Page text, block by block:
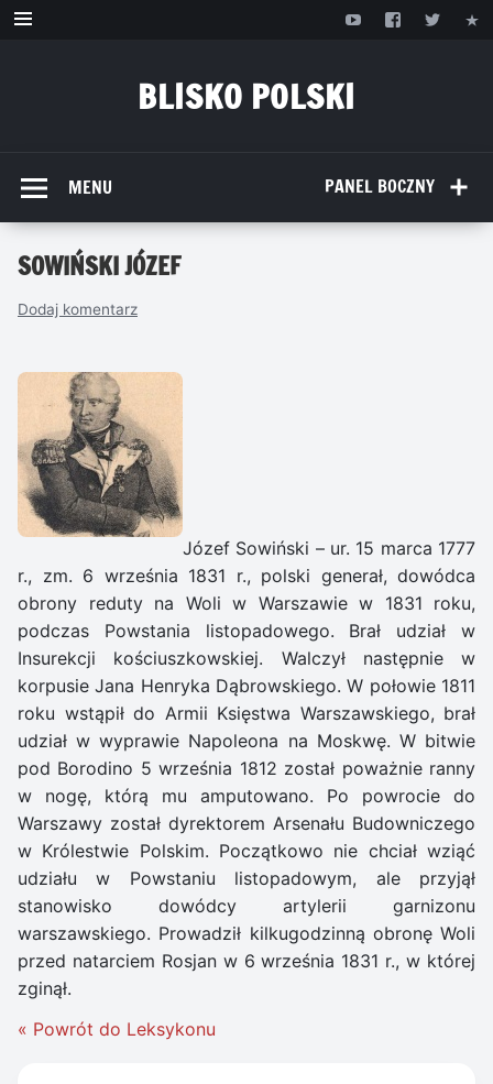
Przejdź
BLISKO POLSKI
PANEL BOCZNY
MENU
SOWIŃSKI JÓZEF
Dodaj komentarz
Józef Sowiński – ur. 15 marca 1777
r., zm. 6 września 1831 r., polski generał, dowódca
obrony reduty na Woli w Warszawie w 1831 roku,
podczas Powstania listopadowego. Brał udział w
Insurekcji kościuszkowskiej. Walczył następnie w
korpusie Jana Henryka Dąbrowskiego. W połowie 1811
roku wstąpił do Armii Księstwa Warszawskiego, brał
udział w wyprawie Napoleona na Moskwę. W bitwie
pod Borodino 5 września 1812 został poważnie ranny
w nogę, którą mu amputowano. Po powrocie do
Warszawy został dyrektorem Arsenału Budowniczego
w Królestwie Polskim. Początkowo nie chciał wziąć
udziału w Powstaniu listopadowym, ale przyjął
stanowisko dowódcy artylerii garnizonu
warszawskiego. Prowadził kilkugodzinną obronę Woli
przed natarciem Rosjan w 6 września 1831 r., w której
zginął.
« Powrót do Leksykonu